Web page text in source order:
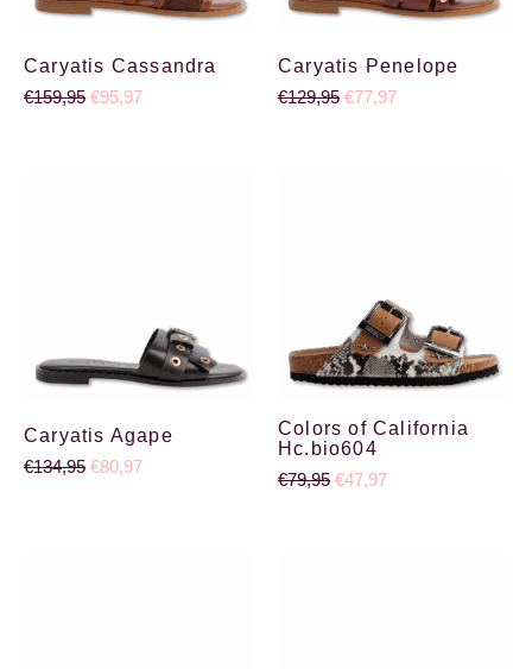
Caryatis Cassandra
€159,95 €95,97
Caryatis Penelope
€129,95 €77,97
Caryatis Agape
€134,95 €80,97
Colors of California
Hc.bio604
€79,95 €47,97